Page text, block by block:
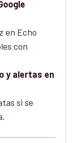
en Echo
con
y alertas en
si se